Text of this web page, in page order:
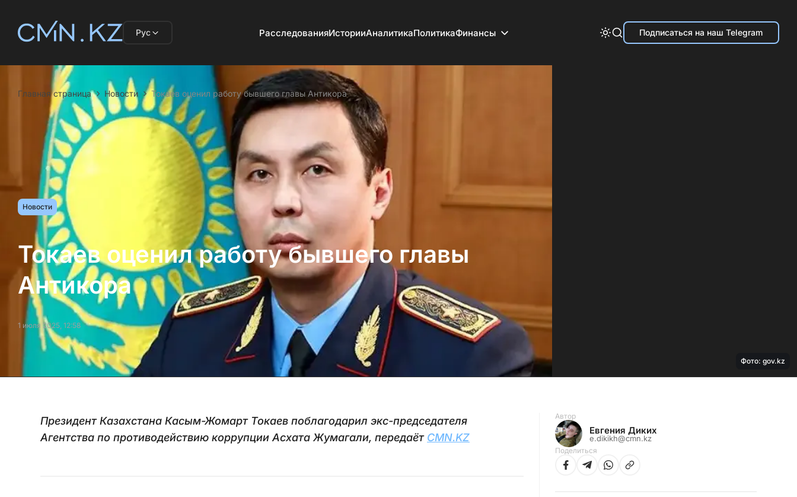
Рус РасследованияИсторииАналитикаПолитикаФинансы Подписаться на наш Telegram
Главная страница Новости Токаев оценил работу бывшего главы Антикора
Новости
Токаев оценил работу бывшего главы
Антикора
1 июля 2025, 12:58
Фото: gov.kz
Президент Казахстана Касым-Жомарт Токаев поблагодарил экс-председателя
Агентства по противодействию коррупции Асхата Жумагали, передаёт CMN.KZ
Автор
Евгения Диких
e.dikikh@cmn.kz
Поделиться